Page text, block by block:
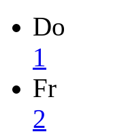
Do
1
Fr
2